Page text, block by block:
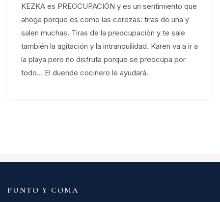
KEZKA es PREOCUPACIÓN y es un sentimiento que
ahoga porque es como las cerezas: tiras de una y
salen muchas. Tiras de la preocupación y te sale
también la agitación y la intranquilidad. Karen va a ir a
la playa pero no disfruta porque se preocupa por
todo... El duende cocinero le ayudará.
PUNTO Y COMA